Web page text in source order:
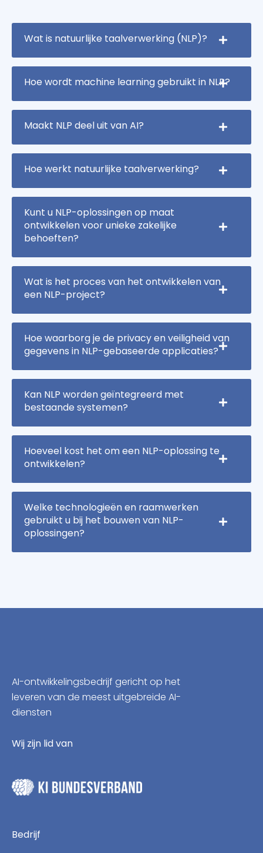
Wat is natuurlijke taalverwerking (NLP)?
Hoe wordt machine learning gebruikt in NLP?
Maakt NLP deel uit van AI?
Hoe werkt natuurlijke taalverwerking?
Kunt u NLP-oplossingen op maat
ontwikkelen voor unieke zakelijke
behoeften?
Wat is het proces van het ontwikkelen van
een NLP-project?
Hoe waarborg je de privacy en veiligheid van
gegevens in NLP-gebaseerde applicaties?
Kan NLP worden geïntegreerd met
bestaande systemen?
Hoeveel kost het om een NLP-oplossing te
ontwikkelen?
Welke technologieën en raamwerken
gebruikt u bij het bouwen van NLP-
oplossingen?
AI-ontwikkelingsbedrijf gericht op het
leveren van de meest uitgebreide AI-
diensten
Wij zijn lid van
Bedrijf